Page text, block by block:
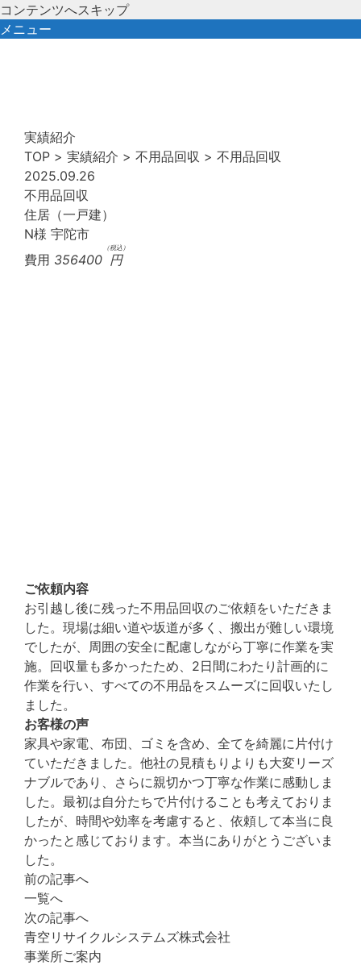
コンテンツへスキップ
メニュー
実績紹介
TOP > 実績紹介 > 不用品回収 > 不用品回収
2025.09.26
不用品回収
住居（一戸建）
N様 宇陀市
費用 356400 円
（税込）
ご依頼内容
お引越し後に残った不用品回収のご依頼をいただきま
した。現場は細い道や坂道が多く、搬出が難しい環境
でしたが、周囲の安全に配慮しながら丁寧に作業を実
施。回収量も多かったため、2日間にわたり計画的に
作業を行い、すべての不用品をスムーズに回収いたし
ました。
お客様の声
家具や家電、布団、ゴミを含め、全てを綺麗に片付け
ていただきました。他社の見積もりよりも大変リーズ
ナブルであり、さらに親切かつ丁寧な作業に感動しま
した。最初は自分たちで片付けることも考えておりま
したが、時間や効率を考慮すると、依頼して本当に良
かったと感じております。本当にありがとうございま
した。
前の記事へ
一覧へ
次の記事へ
青空リサイクルシステムズ株式会社
事業所ご案内